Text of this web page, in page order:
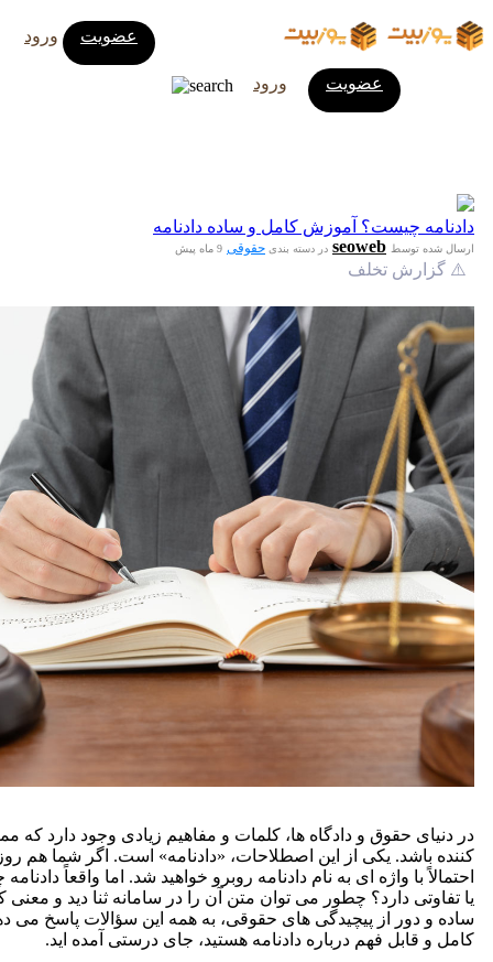
ورود عضویت
ورود عضویت
دادنامه چیست؟ آموزش کامل و ساده دادنامه
ارسال شده توسط seoweb در دسته بندی حقوقی 9 ماه پیش
⚠️ گزارش تخلف
در دنیای حقوق و دادگاه ها، کلمات و مفاهیم زیادی وجود دارد
کننده باشد. یکی از این اصطلاحات، «دادنامه» است. اگر شما هم
احتمالاً با واژه ای به نام دادنامه روبرو خواهید شد. اما واقعاً
یا تفاوتی دارد؟ چطور می توان متن آن را در سامانه ثنا دید و معنی
ساده و دور از پیچیدگی های حقوقی، به همه این سؤالات پاسخ می
کامل و قابل فهم درباره دادنامه هستید، جای درستی آمده اید.